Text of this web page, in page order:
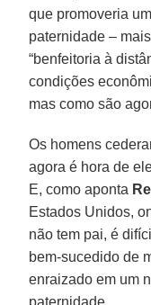
que promoveria
paternidade –
“benfeitoria à
condições
mas como são
Os homens
agora é hora de
E, como aponta
Estados Unidos,
não tem pai, é
bem-sucedido de
enraizado em um
paternidade.